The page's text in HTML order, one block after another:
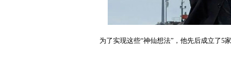
为了实现这些“神仙想法”，他先后成立了5家